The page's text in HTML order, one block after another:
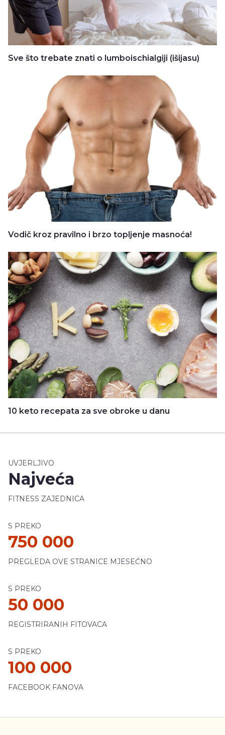
Sve što trebate znati o lumboischialgiji (išijasu)
Vodič kroz pravilno i brzo topljenje masnoća!
10 keto recepata za sve obroke u danu
UVJERLJIVO
Najveća
FITNESS ZAJEDNICA
S PREKO
750 000
PREGLEDA OVE STRANICE MJESEČNO
S PREKO
50 000
REGISTRIRANIH FITOVACA
S PREKO
100 000
FACEBOOK FANOVA